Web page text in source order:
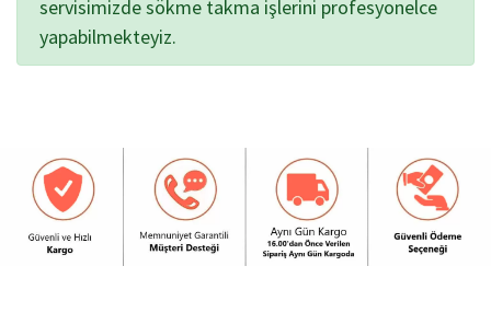
servisimizde sökme takma işlerini profesyonelce
yapabilmekteyiz.